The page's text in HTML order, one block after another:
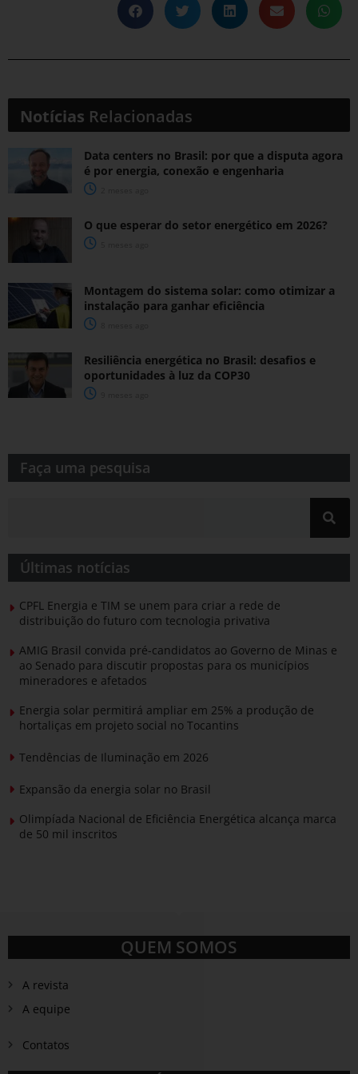
Notícias Relacionadas
Data centers no Brasil: por que a disputa agora
é por energia, conexão e engenharia
O que esperar do setor energético em 2026?
Montagem do sistema solar: como otimizar a
instalação para ganhar eficiência
Resiliência energética no Brasil: desafios e
oportunidades à luz da COP30
Faça uma pesquisa​​
Últimas notícias
CPFL Energia e TIM se unem para criar a rede de
distribuição do futuro com tecnologia privativa
AMIG Brasil convida pré-candidatos ao Governo de Minas e
ao Senado para discutir propostas para os municípios
mineradores e afetados
Energia solar permitirá ampliar em 25% a produção de
hortaliças em projeto social no Tocantins
Tendências de Iluminação em 2026
Expansão da energia solar no Brasil
Olimpíada Nacional de Eficiência Energética alcança marca
de 50 mil inscritos
QUEM SOMOS
A revista
A equipe
Contatos